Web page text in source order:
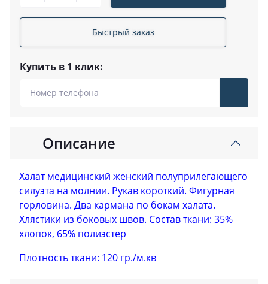
Быстрый заказ
Купить в 1 клик:
Описание
Халат медицинский женский полуприлегающего
силуэта на молнии. Рукав короткий. Фигурная
горловина. Два кармана по бокам халата.
Хлястики из боковых швов. Состав ткани: 35%
хлопок, 65% полиэстер
Плотность ткани: 120 гр./м.кв